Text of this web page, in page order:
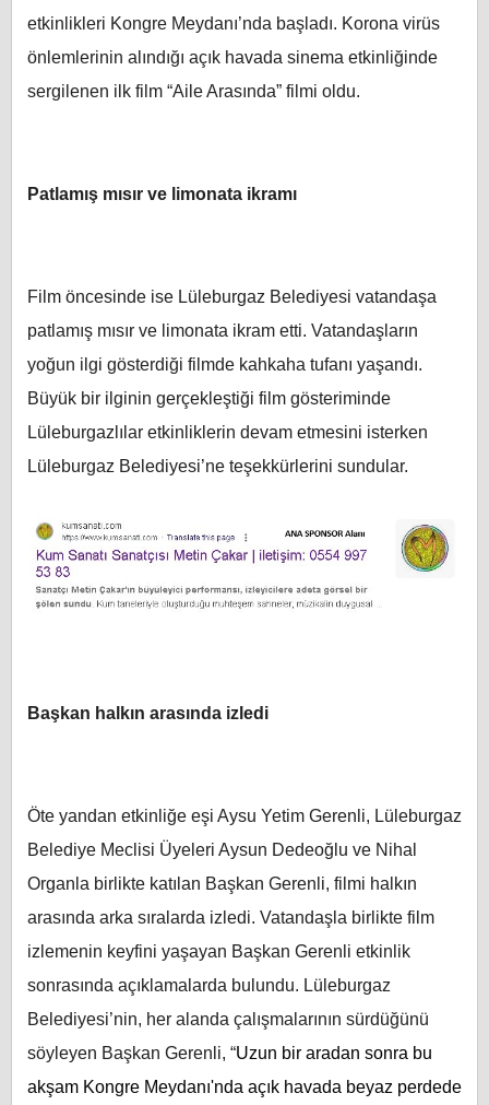
etkinlikleri Kongre Meydanı’nda başladı. Korona virüs
önlemlerinin alındığı açık havada sinema etkinliğinde
sergilenen ilk film “Aile Arasında” filmi oldu.
Patlamış mısır ve limonata ikramı
Film öncesinde ise Lüleburgaz Belediyesi vatandaşa
patlamış mısır ve limonata ikram etti. Vatandaşların
yoğun ilgi gösterdiği filmde kahkaha tufanı yaşandı.
Büyük bir ilginin gerçekleştiği film gösteriminde
Lüleburgazlılar etkinliklerin devam etmesini isterken
Lüleburgaz Belediyesi’ne teşekkürlerini sundular.
Başkan halkın arasında izledi
Öte yandan etkinliğe eşi Aysu Yetim Gerenli, Lüleburgaz
Belediye Meclisi Üyeleri Aysun Dedeoğlu ve Nihal
Organla birlikte katılan Başkan Gerenli, filmi halkın
arasında arka sıralarda izledi. Vatandaşla birlikte film
izlemenin keyfini yaşayan Başkan Gerenli etkinlik
sonrasında açıklamalarda bulundu. Lüleburgaz
Belediyesi’nin, her alanda çalışmalarının sürdüğünü
söyleyen Başkan Gerenli, “Uzun bir aradan sonra bu
akşam Kongre Meydanı'nda açık havada beyaz perdede